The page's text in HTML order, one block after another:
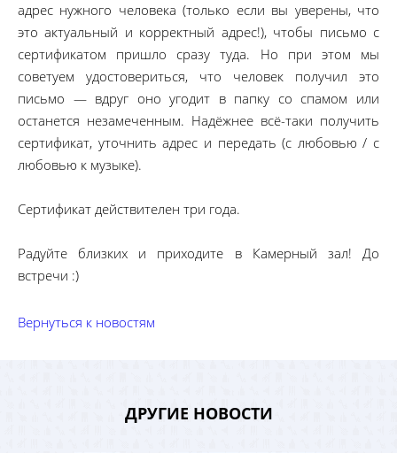
адрес нужного человека (только если вы уверены, что
это актуальный и корректный адрес!), чтобы письмо с
сертификатом пришло сразу туда. Но при этом мы
советуем удостовериться, что человек получил это
письмо — вдруг оно угодит в папку со спамом или
останется незамеченным. Надёжнее всё-таки получить
сертификат, уточнить адрес и передать (с любовью / с
любовью к музыке).
Сертификат действителен три года.
Радуйте близких и приходите в Камерный зал! До
встречи :)
Вернуться к новостям
ДРУГИЕ НОВОСТИ